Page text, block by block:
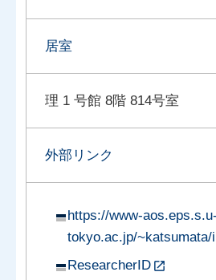
居室
理 1 号館 8階 814号室
外部リンク
https://www-aos.eps.s.u-
tokyo.ac.jp/~katsumata/
ResearcherID